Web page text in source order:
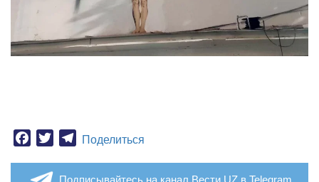
Facebook
TwitterTelegram
Поделиться
Подписывайтесь на канал Вести.UZ в Telegram